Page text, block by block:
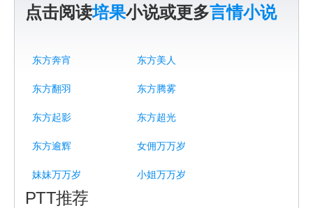
点击阅读培果小说或更多言情小说
东方奔宵 东方美人
东方翻羽 东方腾雾
东方起影 东方超光
东方逾辉 女佣万万岁
妹妹万万岁 小姐万万岁
PTT推荐